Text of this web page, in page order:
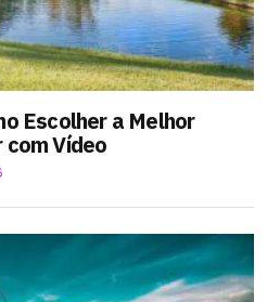
Escolher a Melhor
com Vídeo